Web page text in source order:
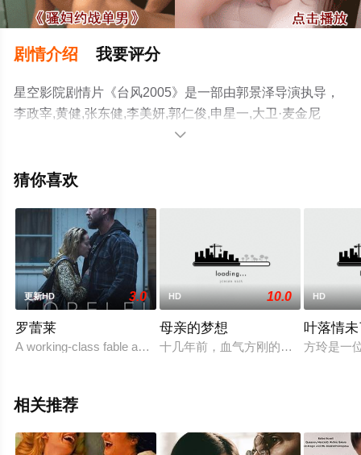
剧情介绍 我要评分
星空影院剧情片《台风2005》是一部由郭景泽导演执导，
李政宰,黄健,张东健,李美妍,郭仁俊,申星一,大卫·麦金尼
斯,Wook·Heo,John·David·Dix,Chatthapong·Pantanaunkul,
删减完整版电影大全就上星空电影网，更多相关信息可移

猜你喜欢
更新HD 3.0
罗蕾莱
A working-class fable about a biker, a mermaid and thre
HD 10.0
母亲的梦想
十几年前，血气方刚的李志国（胡大
HD
叶落情
方玲是一
相关推荐